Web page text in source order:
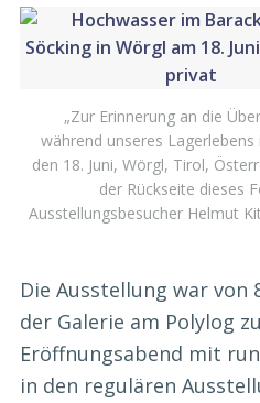
„Zur Erinnerung an die
während unseres Lagerlebens
den 18. Juni, Wörgl, Tirol,
der Rückseite dieses
Ausstellungsbesucher Helmut
Die Ausstellung war von
der Galerie am Polylog
Eröffnungsabend mit
in den regulären